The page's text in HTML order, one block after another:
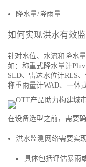
降水量/降雨量
如何实现洪水有效
针对水位、水流和降水
如：称重式降水量计
SLD、雷达水位计RLS
称重雨量计WAD、一体
在设备选型之前，需要
洪水监测网络需要实
具体包括评估暴雨